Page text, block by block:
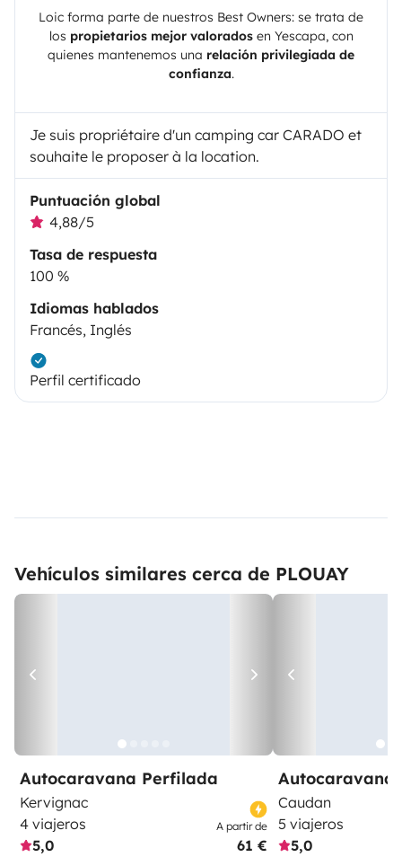
Loic forma parte de nuestros Best Owners: se trata de
los propietarios mejor valoradosen Yescapa, con
quienes mantenemos una relación privilegiada de
confianza.
Je suis propriétaire d'un camping car CARADO et
souhaite le proposer à la location.
Puntuación global
4,88/5
Tasa de respuesta
100 %
Idiomas hablados
Francés, Inglés
Perfil certificado
Vehículos similares cerca de PLOUAY
Autocaravana Perfilada
Kervignac
4 viajeros
5,0
A partir de
61 €
Autocaravana
Caudan
5 viajeros
5,0